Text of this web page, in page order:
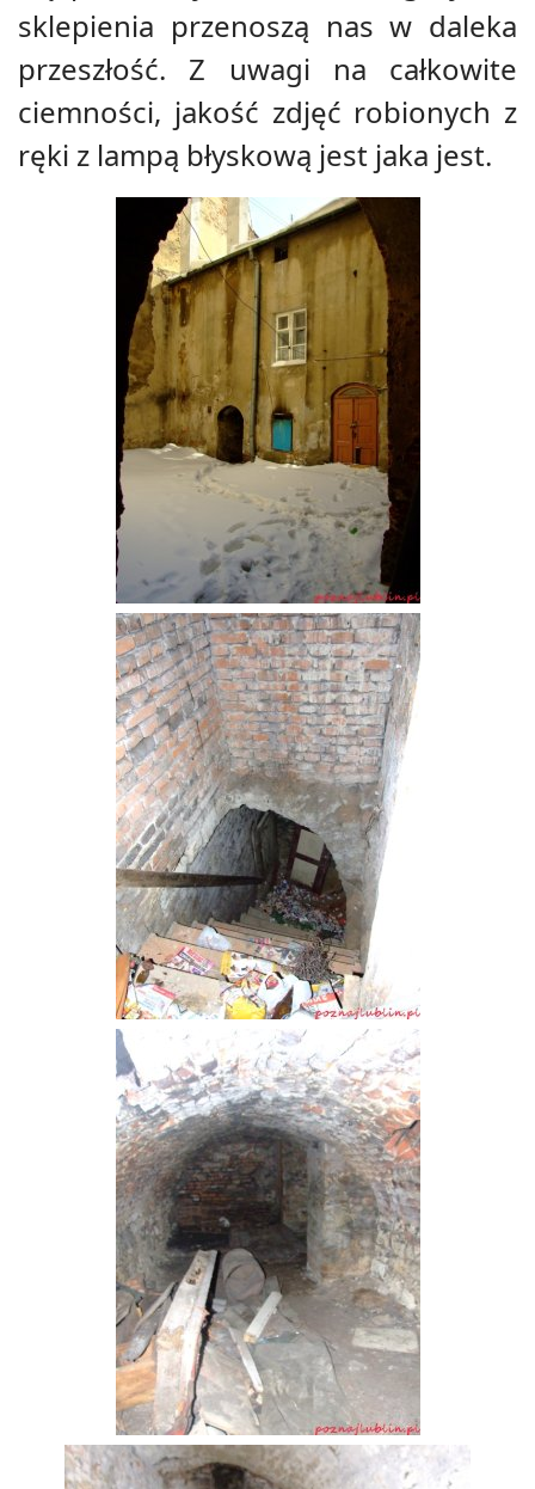
sklepienia przenoszą nas w daleka
przeszłość. Z uwagi na całkowite
ciemności, jakość zdjęć robionych z
ręki z lampą błyskową jest jaka jest.